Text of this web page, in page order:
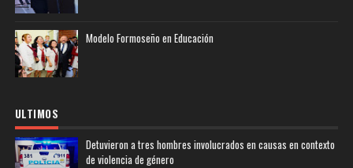
Modelo Formoseño en Educación
ULTIMOS
Detuvieron a tres hombres involucrados en causas en contexto
de violencia de género